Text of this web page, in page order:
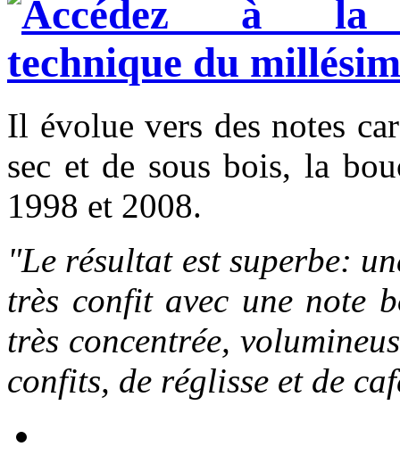
Il évolue vers des notes
sec et de sous bois, la
1998 et 2008.
"Le résultat est superbe:
très confit avec une note
très concentrée,
confits, de réglisse et de